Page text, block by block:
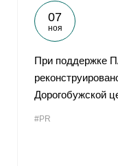
07
ноя
При поддержке
Дорогобужской
#PR